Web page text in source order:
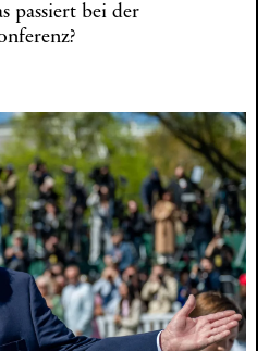
passiert bei der